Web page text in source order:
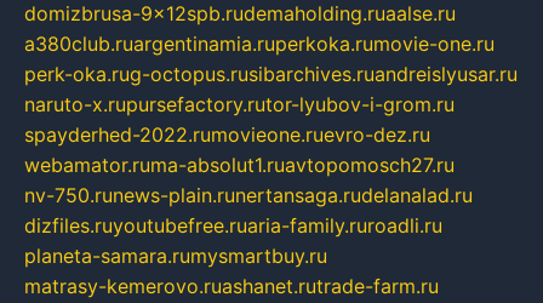
domizbrusa-9x12spb.rudemaholding.ruaalse.ru
a380club.ruargentinamia.ruperkoka.rumovie-one.ru
perk-oka.rug-octopus.rusibarchives.ruandreislyusar.ru
naruto-x.rupursefactory.rutor-lyubov-i-grom.ru
spayderhed-2022.rumovieone.ruevro-dez.ru
webamator.ruma-absolut1.ruavtopomosch27.ru
nv-750.runews-plain.runertansaga.rudelanalad.ru
dizfiles.ruyoutubefree.ruaria-family.ruroadli.ru
planeta-samara.rumysmartbuy.ru
matrasy-kemerovo.ruashanet.rutrade-farm.ru